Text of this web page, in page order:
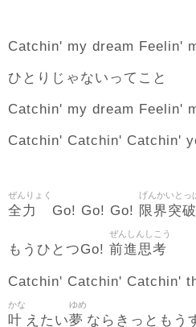
Catchin' my dream Feelin'
ひとりじゃないってこと
Catchin' my dream Feelin'
Catchin' Catchin' Catchin'
全力
ぜんりょく
Go! Go! Go! 限界突破
げんかいとっ
もうひとつGo! 前進思考
ぜんしんしこう
Catchin' Catchin' Catchin'
叶
かな
えたい夢
ゆめ
ならきっともう